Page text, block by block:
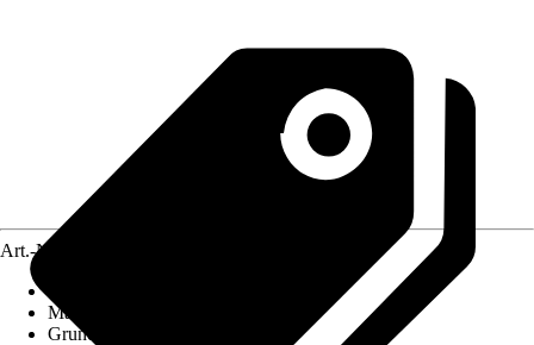
Art.-Nr.
Material
Grundfarbe